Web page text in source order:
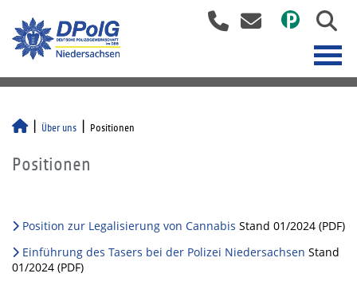
Über uns Positionen
Positionen
Position zur Legalisierung von Cannabis Stand 01/2024 (PDF)
Einführung des Tasers bei der Polizei Niedersachsen Stand
01/2024 (PDF)